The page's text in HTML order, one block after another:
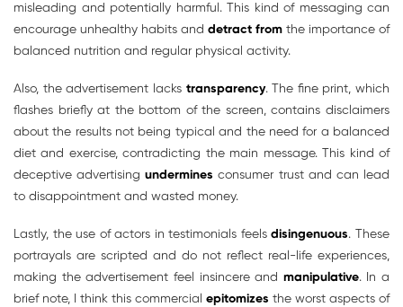
misleading and potentially harmful. This kind of messaging can
encourage unhealthy habits and detract from the importance of
balanced nutrition and regular physical activity.
Also, the advertisement lackstransparency. The fine print, which
flashes briefly at the bottom of the screen, contains disclaimers
about the results not being typical and the need for a balanced
diet and exercise, contradicting the main message. This kind of
deceptive advertisingunderminesconsumer trust and can lead
to disappointment and wasted money.
Lastly, the use of actors in testimonials feelsdisingenuous. These
portrayals are scripted and do not reflect real-life experiences,
making the advertisement feel insincere and manipulative. In a
brief note, I think this commercial epitomizes the worst aspects of